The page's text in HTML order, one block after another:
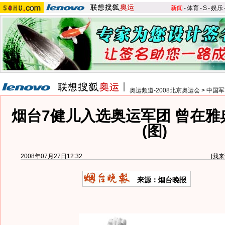
新闻 -体育-S-娱乐
奥运频道-2008北京奥运会 > 中国
烟台7健儿入选奥运军团 曾在雅
(图)
2008年07月27日12:32 [我
来源：烟台晚报